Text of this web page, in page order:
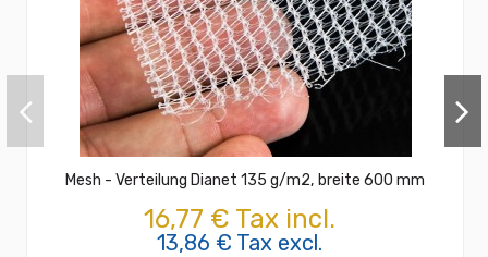
Mesh - Verteilung Dianet 135 g/m2, breite 600 mm
16,77 € Tax incl.
13,86 € Tax excl.